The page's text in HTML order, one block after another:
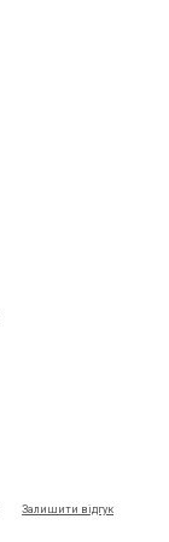
Залишити відгук